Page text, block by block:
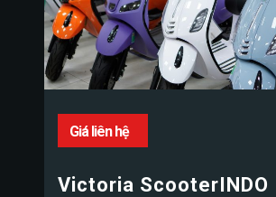
Giá liên hệ
Victoria ScooterINDO